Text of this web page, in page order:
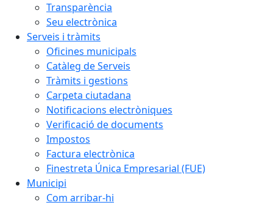
Transparència
Seu electrònica
Serveis i tràmits
Oficines municipals
Catàleg de Serveis
Tràmits i gestions
Carpeta ciutadana
Notificacions electròniques
Verificació de documents
Impostos
Factura electrònica
Finestreta Única Empresarial (FUE)
Municipi
Com arribar-hi